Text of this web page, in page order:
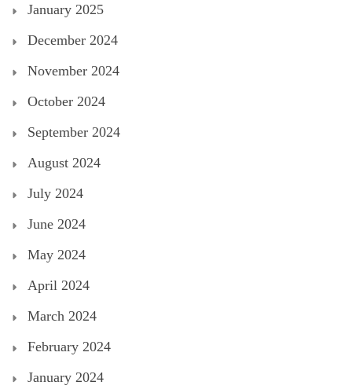
January 2025
December 2024
November 2024
October 2024
September 2024
August 2024
July 2024
June 2024
May 2024
April 2024
March 2024
February 2024
January 2024